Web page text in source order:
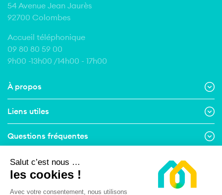
À propos
Liens utiles
Questions fréquentes
54 Avenue Jean Jaurès
92700 Colombes
Accueil téléphonique
09 80 80 59 00
9h00 -13h00 /14h00 - 17h00
Contact
Salut c’est nous …
les cookies !
Avec votre consentement, nous utilisons